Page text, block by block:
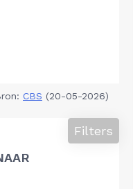
CBS (20-05-2026)
Filters